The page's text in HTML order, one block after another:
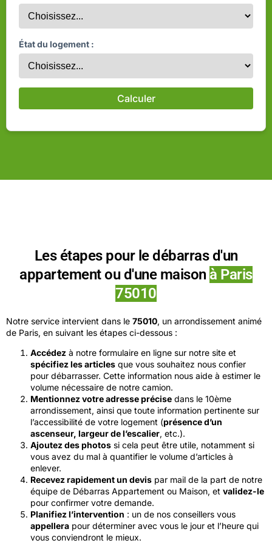
État du logement :
Calculer
Les étapes pour le débarras d'un
appartement ou d'une maison à Paris
75010
Notre service intervient dans le 75010, un arrondissement animé
de Paris, en suivant les étapes ci-dessous :
Accédez à notre formulaire en ligne sur notre site et
spécifiez les articles que vous souhaitez nous confier
pour débarrasser. Cette information nous aide à estimer le
volume nécessaire de notre camion.
Mentionnez votre adresse précise dans le 10ème
arrondissement, ainsi que toute information pertinente sur
l’accessibilité de votre logement (présence d’un
ascenseur, largeur de l’escalier, etc.).
Ajoutez des photos si cela peut être utile, notamment si
vous avez du mal à quantifier le volume d’articles à
enlever.
Recevez rapidement un devis par mail de la part de notre
équipe de Débarras Appartement ou Maison, et validez-le
pour confirmer votre demande.
Planifiez l’intervention : un de nos conseillers vous
appellera pour déterminer avec vous le jour et l’heure qui
vous conviendront le mieux.